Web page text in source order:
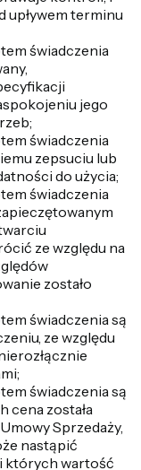
upływem terminu
świadczenia
jego
świadczenia
zepsuciu lub
do użycia;
świadczenia
ze względu na
zostało
świadczenia są
ze względu
świadczenia są
cena została
Sprzedaży,
nastąpić
których wartość